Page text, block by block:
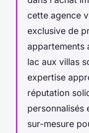
cette agence
exclusive de
appartements
lac aux villas
expertise
réputation
personnalisés
sur-mesure